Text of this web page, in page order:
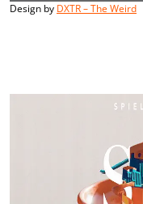
Design by DXTR – The Weird